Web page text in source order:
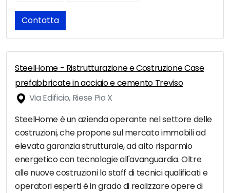
Contatta
SteelHome - Ristrutturazione e Costruzione Case
prefabbricate in acciaio e cemento Treviso
Via Edificio, Riese Pio X
SteelHome è un azienda operante nel settore delle
costruzioni, che propone sul mercato immobili ad
elevata garanzia strutturale, ad alto risparmio
energetico con tecnologie all'avanguardia. Oltre
alle nuove costruzioni lo staff di tecnici qualificati e
operatori esperti è in grado di realizzare opere di